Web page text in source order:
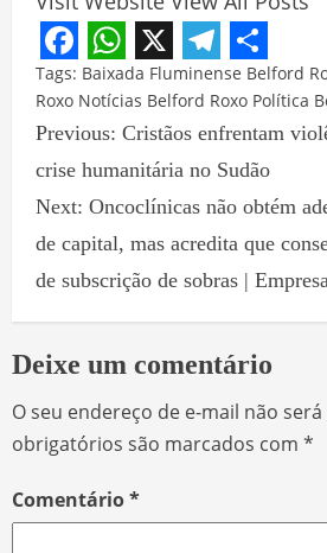
Facebook
WhatsApp
X
Tags: Baixada Fluminense Belford
Roxo Notícias Belford Roxo Política
Previous: Cristãos enfrentam
crise humanitária no Sudão
Next: Oncoclínicas não obtém
de capital, mas acredita que
de subscrição de sobras |
Deixe um comentário
O seu endereço de e-mail não
obrigatórios são marcados com *
Comentário*